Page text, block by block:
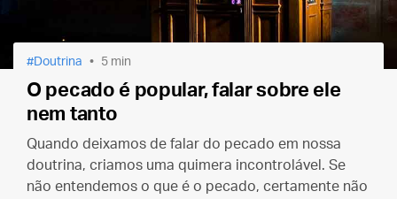
Doutrina 5 min
O pecado é popular, falar sobre ele
nem tanto
Quando deixamos de falar do pecado em nossa
doutrina, criamos uma quimera incontrolável. Se
não entendemos o que é o pecado, certamente não